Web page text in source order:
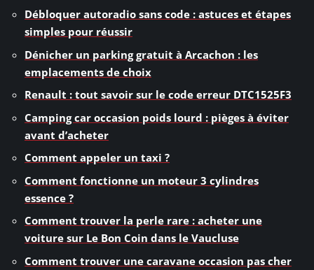
Débloquer autoradio sans code : astuces et étapes
simples pour réussir
Dénicher un parking gratuit à Arcachon : les
emplacements de choix
Renault : tout savoir sur le code erreur DTC1525F3
Camping car occasion poids lourd : pièges à éviter
avant d’acheter
Comment appeler un taxi ?
Comment fonctionne un moteur 3 cylindres
essence ?
Comment trouver la perle rare : acheter une
voiture sur Le Bon Coin dans le Vaucluse
Comment trouver une caravane occasion pas cher